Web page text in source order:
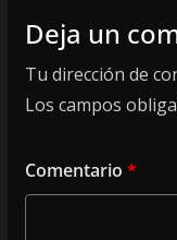
Deja un
Tu dirección de
Los campos
Comentario *